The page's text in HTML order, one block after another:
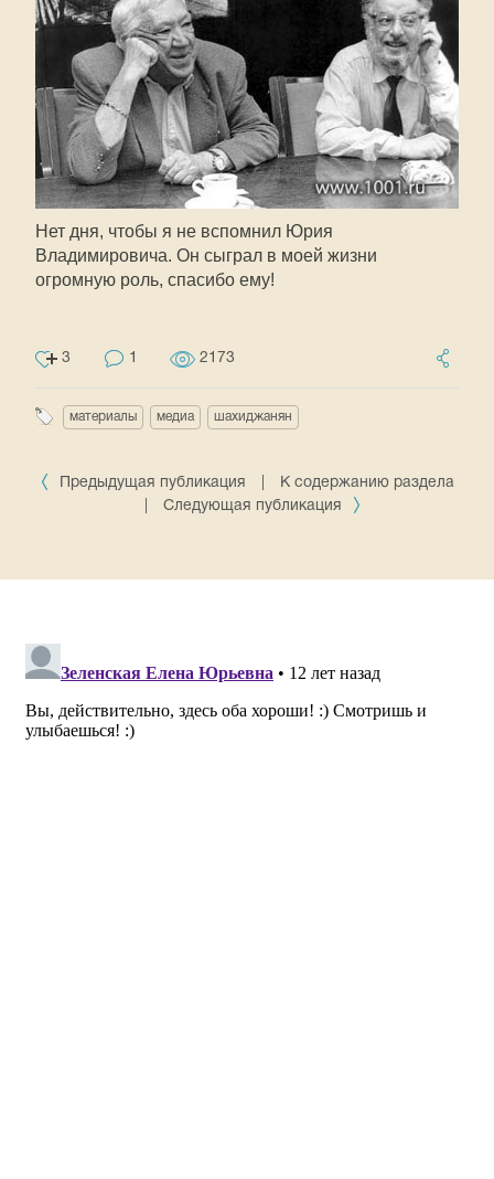
Нет дня, чтобы я не вспомнил Юрия
Владимировича. Он сыграл в моей жизни
огромную роль, спасибо ему!
3 1 2173
материалы медиа шахиджанян
Предыдущая публикация
К содержанию раздела
Следующая публикация